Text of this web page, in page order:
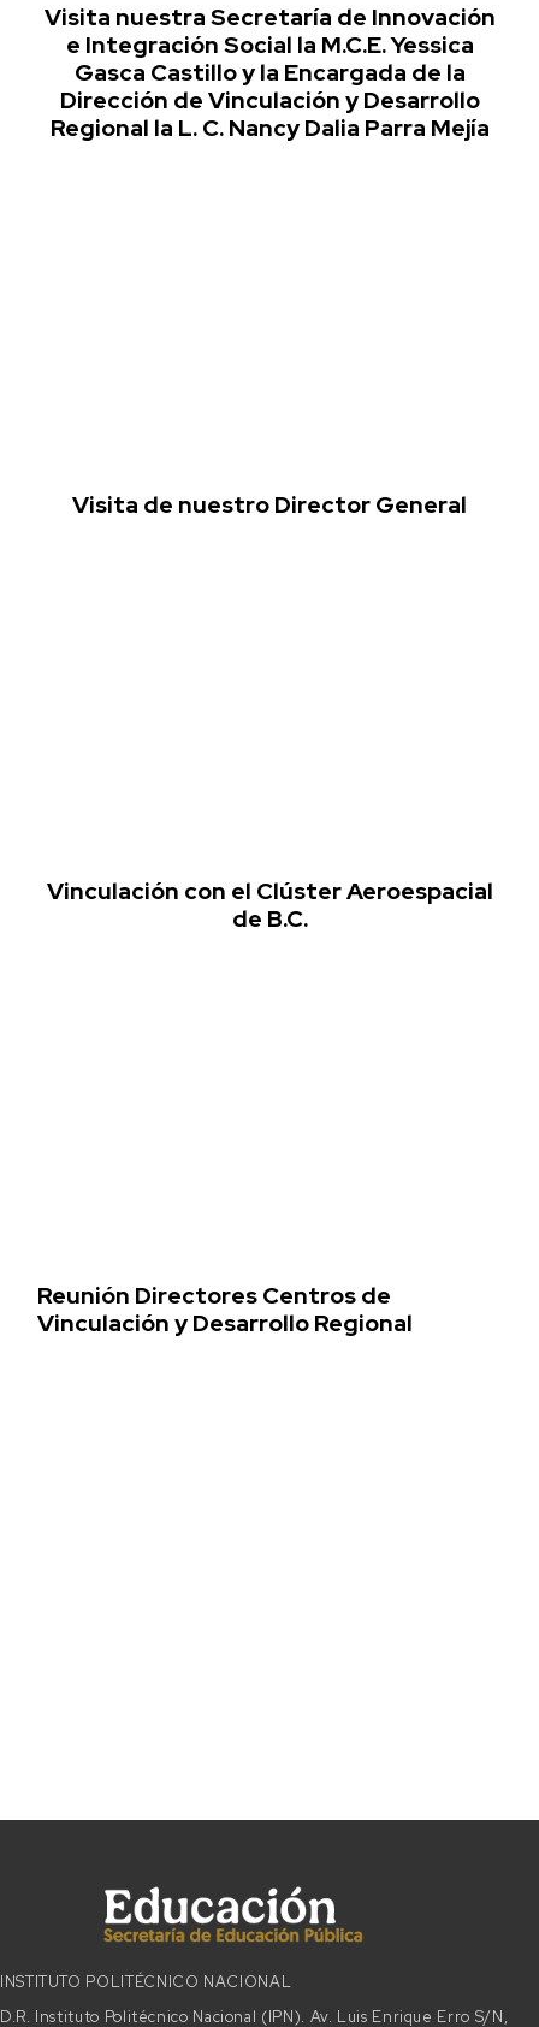
Visita nuestra Secretaría de Innovación
e Integración Social la M.C.E. Yessica
Gasca Castillo y la Encargada de la
Dirección de Vinculación y Desarrollo
Regional la L. C. Nancy Dalia Parra Mejía
Visita de nuestro Director General
Vinculación con el Clúster Aeroespacial
de B.C.
Reunión Directores Centros de
Vinculación y Desarrollo Regional
INSTITUTO POLITÉCNICO NACIONAL
D.R. Instituto Politécnico Nacional (IPN). Av. Luis Enrique Erro S/N,